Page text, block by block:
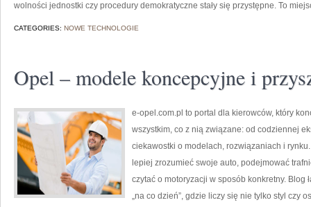
wolności jednostki czy procedury demokratyczne stały się przystępne. To
CATEGORIES: NOWE TECHNOLOGIE
Opel – modele koncepcyjne i
e-opel.com.pl to portal dla kierowców, który
wszystkim, co z nią związane: od codziennej
ciekawostki o modelach, rozwiązaniach i
lepiej zrozumieć swoje auto, podejmować
czytać o motoryzacji w sposób konkretny. Blog
„na co dzień”, gdzie liczy się nie tylko styl czy